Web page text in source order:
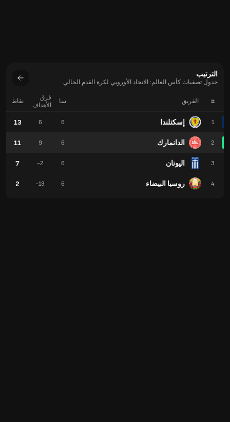
الترتيب
جدول تصفيات كأس العالم: الاتحاد الأوروبي لكرة القدم الحالي
# الفريق
1 إسكتلندا
2 الدانمارك
3 اليونان
4 روسيا البيضاء
سا
فرق
الأهداف
نقاط
6
6
13
6
9
11
6
-2
7
6
-13
2